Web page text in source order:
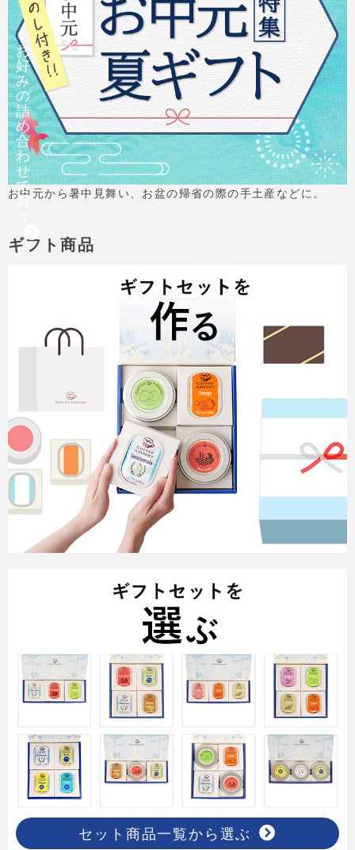
お中元から暑中見舞い、お盆の帰省の際の手土産などに。
ギフト商品
お
好
み
の
詰
め
合
わ
せ
で
買
セット商品一覧から選ぶ